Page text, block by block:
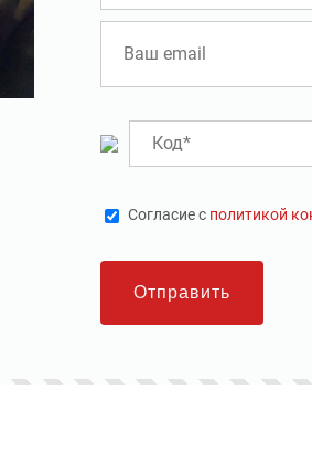
Cогласие с политикой
Отправить